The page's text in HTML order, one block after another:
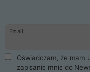
Email
Oświadczam, że mam
zapisanie mnie do